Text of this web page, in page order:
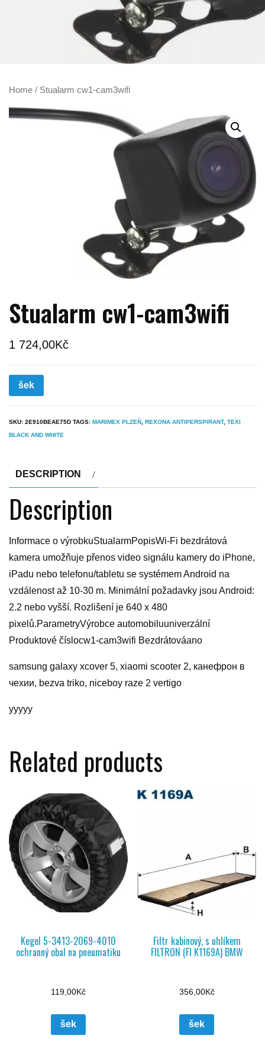
Home / Stualarm cw1-cam3wifi
Stualarm cw1-cam3wifi
1 724,00Kč
šek
SKU: 2E910BEAE75D TAGS: MARIMEX PLZEŇ REXONA ANTIPERSPIRANT, TEXI
BLACK AND WHITE
DESCRIPTION
Description
Informace o výrobkuStualarmPopisWi-Fi bezdrátová
kamera umožňuje přenos video signálu kamery do iPhone,
iPadu nebo telefonu/tabletu se systémem Android na
vzdálenost až 10-30 m. Minimální požadavky jsou Android:
2.2 nebo vyšší. Rozlišení je 640 x 480
pixelů.ParametryVýrobce automobiluuniverzální
Produktové číslocw1-cam3wifi Bezdrátováano
samsung galaxy xcover 5, xiaomi scooter 2, канефрон в
чехии, bezva triko, niceboy raze 2 vertigo
yyyyy
Related products
Kegel 5-3413-2069-4010
ochranný obal na pneumatiku
119,00Kč
šek
Filtr kabinový, s uhlíkem
FILTRON (FI K1169A) BMW
356,00Kč
šek